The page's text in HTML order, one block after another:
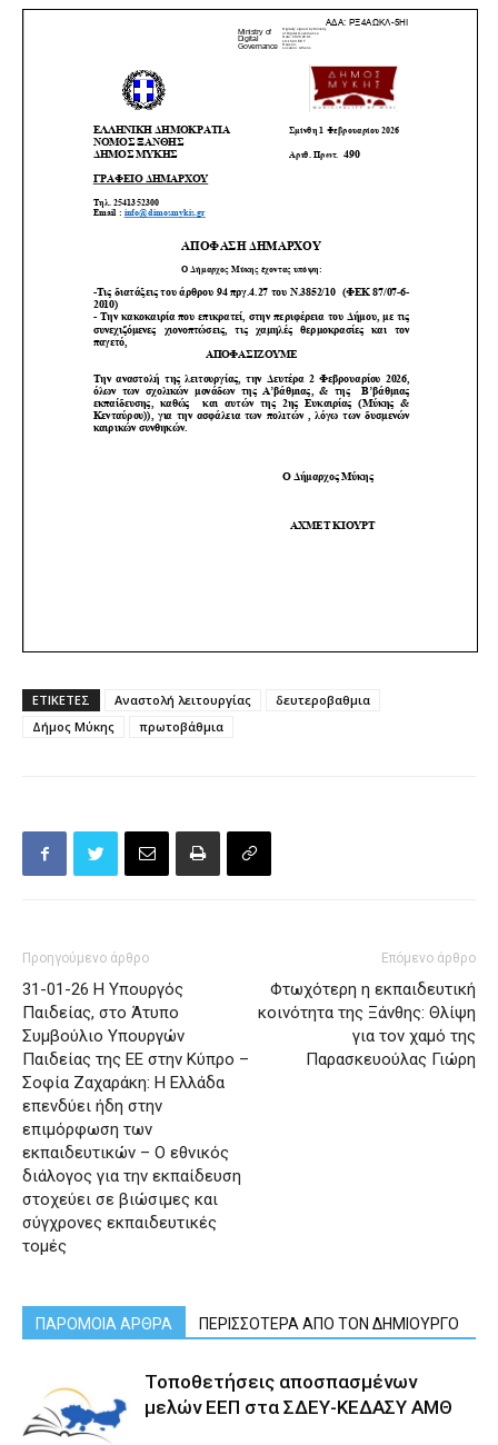
ΕΤΙΚΕΤΕΣ Αναστολή λειτουργίας
δευτεροβαθμια
Δήμος Μύκης
πρωτοβάθμια
Προηγούμενο άρθρο
31-01-26 Η Υπουργός
Παιδείας, στο Άτυπο
Συμβούλιο Υπουργών
Παιδείας της ΕΕ στην Κύπρο –
Σοφία Ζαχαράκη: Η Ελλάδα
επενδύει ήδη στην
επιμόρφωση των
εκπαιδευτικών – Ο εθνικός
διάλογος για την εκπαίδευση
στοχεύει σε βιώσιμες και
σύγχρονες εκπαιδευτικές
τομές
Επόμενο άρθρο
Φτωχότερη η εκπαιδευτική
κοινότητα της Ξάνθης: Θλίψη
για τον χαμό της
Παρασκευούλας Γιώρη
ΠΑΡΟΜΟΙΑ ΑΡΘΡΑ ΠΕΡΙΣΣΟΤΕΡΑ ΑΠΟ ΤΟΝ ΔΗΜΙΟΥΡΓΟ
Τοποθετήσεις αποσπασμένων
μελών ΕΕΠ στα ΣΔΕΥ-ΚΕΔΑΣΥ ΑΜΘ